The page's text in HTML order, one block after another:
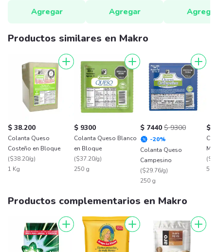
Agregar
Agregar
Agregar
Productos similares en Makro
$ 38.200
Colanta Queso
Costeño en Bloque
($38.20/g)
1 Kg
$ 9300
Colanta Queso Blanco
en Bloque
($37.20/g)
250 g
$ 7440 $ 9300
-20%
Colanta Queso
Campesino
($29.76/g)
250 g
$
(
500
Productos complementarios en Makro